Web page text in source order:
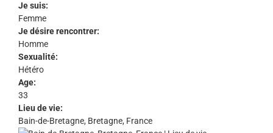
Je suis:
Femme
Je désire rencontrer:
Homme
Sexualité:
Hétéro
Age:
33
Lieu de vie:
Bain-de-Bretagne, Bretagne, France